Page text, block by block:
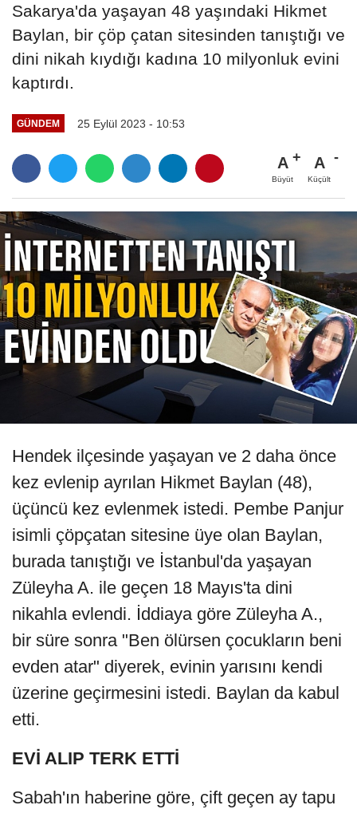
Sakarya'da yaşayan 48 yaşındaki Hikmet
Baylan, bir çöp çatan sitesinden tanıştığı ve
dini nikah kıydığı kadına 10 milyonluk evini
kaptırdı.
GÜNDEM 25 Eylül 2023 - 10:53
A
Büyüt
A
Küçült
Hendek ilçesinde yaşayan ve 2 daha önce
kez evlenip ayrılan Hikmet Baylan (48),
üçüncü kez evlenmek istedi. Pembe Panjur
isimli çöpçatan sitesine üye olan Baylan,
burada tanıştığı ve İstanbul'da yaşayan
Züleyha A. ile geçen 18 Mayıs'ta dini
nikahla evlendi. İddiaya göre Züleyha A.,
bir süre sonra "Ben ölürsen çocukların beni
evden atar" diyerek, evinin yarısını kendi
üzerine geçirmesini istedi. Baylan da kabul
etti.
EVİ ALIP TERK ETTİ
Sabah'ın haberine göre, çift geçen ay tapu